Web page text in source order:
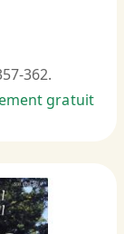
362.
gratuit